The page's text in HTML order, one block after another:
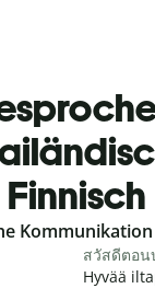
Finnisch
Kommunikation
สวัสดีตอน
Hyvää